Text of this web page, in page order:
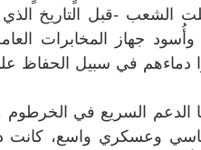
جعلت الشعب -قبل التاريخ
جهاز المخابرات
دماءهم في سبيل
الدعم السريع في
وعسكري واسع، كانت